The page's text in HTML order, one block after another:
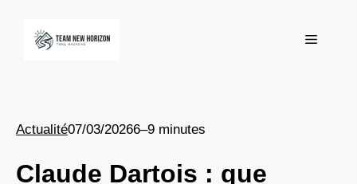
Menu
Actualité07/03/20266–9 minutes
Claude Dartois : que